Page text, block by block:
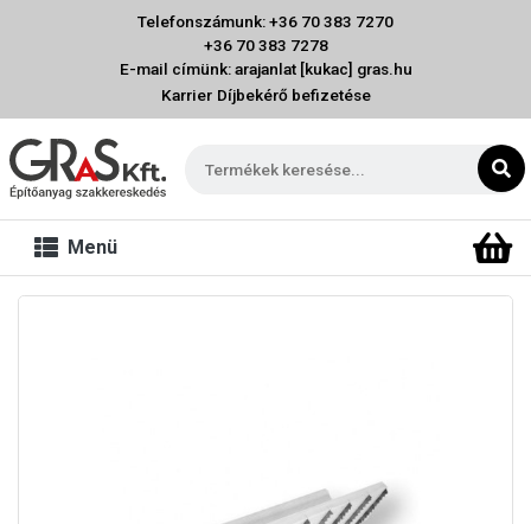
Telefonszámunk: +36 70 383 7270
+36 70 383 7278
E-mail címünk: arajanlat [kukac] gras.hu
Karrier Díjbekérő befizetése
Menü